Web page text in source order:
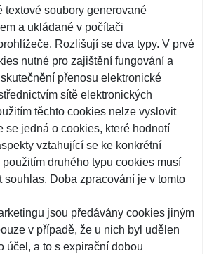
textové soubory generované
a ukládané v počítači
Rozlišují se dva typy. V prvé
nutné pro zajištění fungování a
přenosu elektronické
sítě elektronických
těchto cookies nelze vyslovit
se jedná o cookies, které hodnotí
vztahující se ke konkrétní
druhého typu cookies musí
souhlas. Doba zpracování je v tomto
jsou předávány cookies jiným
v případě, že u nich byl udělen
účel, a to s expirační dobou